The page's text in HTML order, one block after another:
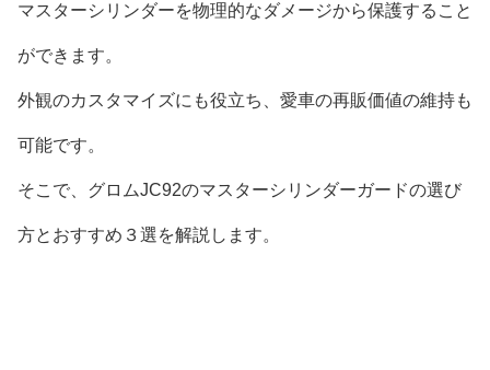
マスターシリンダーを物理的なダメージから保護すること
ができます。
外観のカスタマイズにも役立ち、愛車の再販価値の維持も
可能です。
そこで、グロムJC92のマスターシリンダーガードの選び
方とおすすめ３選を解説します。